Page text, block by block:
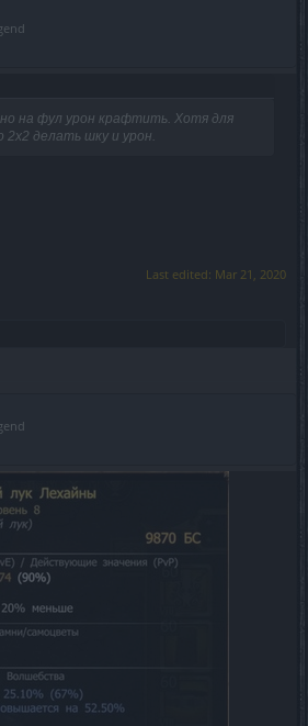
на фул урон крафтить. Хотя для
2х2 делать шку и урон.
Last edited: Mar 21, 2020